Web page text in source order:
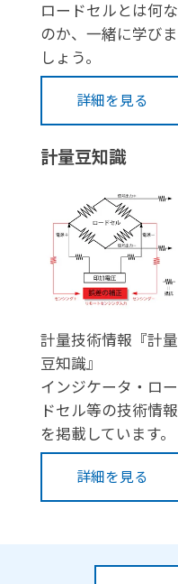
ロードセルとは何な
のか、一緒に学びま
しょう。
詳細を見る
計量豆知識
計量技術情報『計量
豆知識』
インジケータ・ロー
ドセル等の技術情報
を掲載しています。
詳細を見る